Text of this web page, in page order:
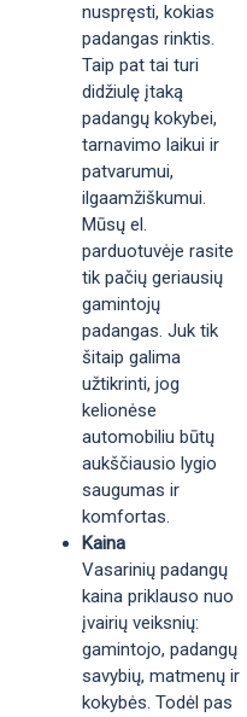
nuspręsti, kokias
padangas rinktis.
Taip pat tai turi
didžiulę įtaką
padangų kokybei,
tarnavimo laikui ir
patvarumui,
ilgaamžiškumui.
Mūsų el.
parduotuvėje rasite
tik pačių geriausių
gamintojų
padangas. Juk tik
šitaip galima
užtikrinti, jog
kelionėse
automobiliu būtų
aukščiausio lygio
saugumas ir
komfortas.
Kaina
Vasarinių padangų
kaina priklauso nuo
įvairių veiksnių:
gamintojo, padangų
savybių, matmenų ir
kokybės. Todėl pas